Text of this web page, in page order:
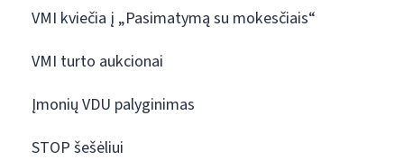
VMI kviečia į „Pasimatymą su mokesčiais“
VMI turto aukcionai
Įmonių VDU palyginimas
STOP šešėliui